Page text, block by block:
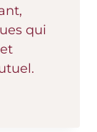
qui